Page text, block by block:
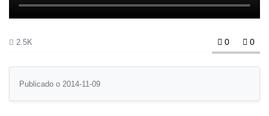
2.5K 0 0
Publicado o 2014-11-09